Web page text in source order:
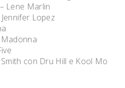
Lene Marlin
Lopez
con Dru Hill e Kool Mo